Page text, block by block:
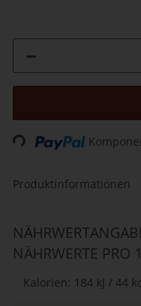
Loading...
Produktinformationen
NÄHRWERTE PRO
Kalorien: 184 kJ / 44